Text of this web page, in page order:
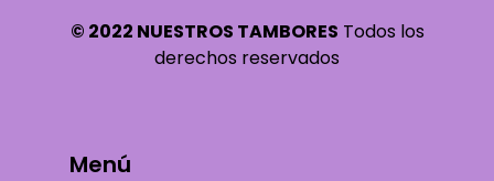
© 2022 NUESTROS TAMBORES Todos los
derechos reservados
Menú